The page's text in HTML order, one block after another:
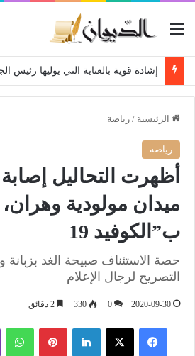
القائمة
الرئيسية / رياضة
رياضة
أظهرت التحاليل
ميدان مولودية
ب”الكوفيد 19
حصة الاستئناف صبيحة الغد
التصريح لرجال الإعلام
2020-09-30
0
330
فيسبوك ‫X لينكدإن بينتيريست